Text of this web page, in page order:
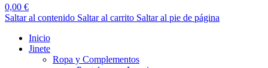
0,00 €
Saltar al contenido Saltar al carrito Saltar al pie de página
Inicio
Jinete
Ropa y Complementos